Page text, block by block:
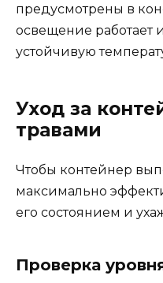
предусмотрены в
освещение работает
устойчивую
Уход за
травами
Чтобы контейнер
максимально
его состоянием и
Проверка